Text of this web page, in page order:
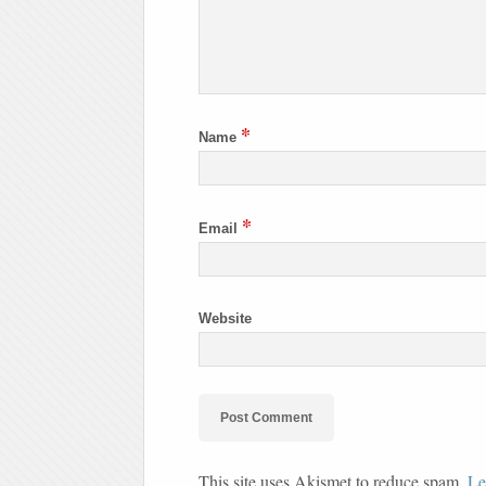
Name *
Email *
Website
This site uses Akismet to reduce spam.